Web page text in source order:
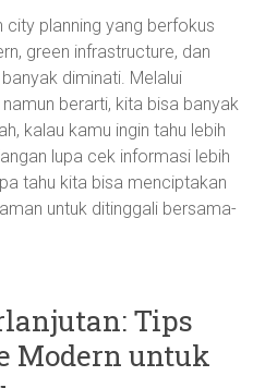
city planning yang berfokus
green infrastructure, dan
diminati. Melalui
berarti, kita bisa banyak
kalau kamu ingin tahu lebih
lupa cek informasi lebih
tahu kita bisa menciptakan
untuk ditinggali bersama-
Tips
Modern untuk